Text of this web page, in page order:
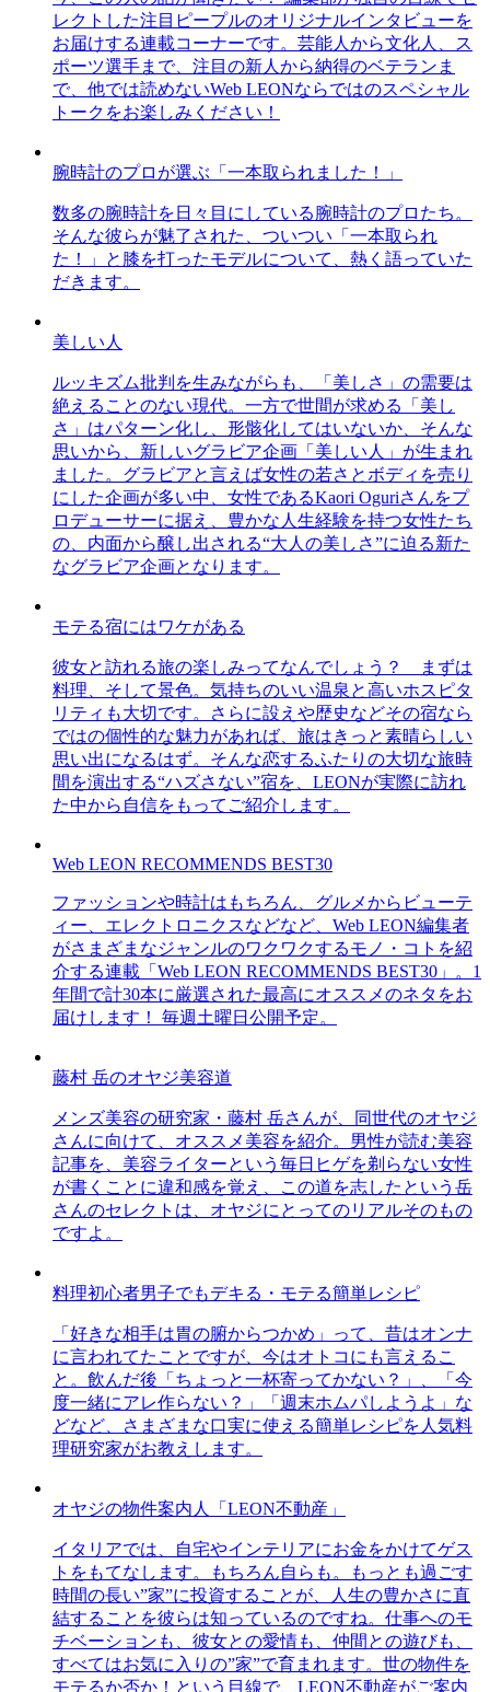
レクトした注目ピープルのオリジナルインタビューを
お届けする連載コーナーです。芸能人から文化人、ス
ポーツ選手まで、注目の新人から納得のベテランま
で、他では読めないWeb LEONならではのスペシャル
トークをお楽しみください！
腕時計のプロが選ぶ「一本取られました！」
数多の腕時計を日々目にしている腕時計のプロたち。
そんな彼らが魅了された、ついつい「一本取られ
た！」と膝を打ったモデルについて、熱く語っていた
だきます。
美しい人
ルッキズム批判を生みながらも、「美しさ」の需要は
絶えることのない現代。一方で世間が求める「美し
さ」はパターン化し、形骸化してはいないか、そんな
思いから、新しいグラビア企画「美しい人」が生まれ
ました。グラビアと言えば女性の若さとボディを売り
にした企画が多い中、女性であるKaori Oguriさんをプ
ロデューサーに据え、豊かな人生経験を持つ女性たち
の、内面から醸し出される“大人の美しさ”に迫る新た
なグラビア企画となります。
モテる宿にはワケがある
彼女と訪れる旅の楽しみってなんでしょう？ まずは
料理、そして景色。気持ちのいい温泉と高いホスピタ
リティも大切です。さらに設えや歴史などその宿なら
ではの個性的な魅力があれば、旅はきっと素晴らしい
思い出になるはず。そんな恋するふたりの大切な旅時
間を演出する“ハズさない”宿を、LEONが実際に訪れ
た中から自信をもってご紹介します。
Web LEON RECOMMENDS BEST30
ファッションや時計はもちろん、グルメからビューテ
ィー、エレクトロニクスなどなど、Web LEON編集者
がさまざまなジャンルのワクワクするモノ・コトを紹
介する連載「Web LEON RECOMMENDS BEST30」。1
年間で計30本に厳選された最高にオススメのネタをお
届けします！ 毎週土曜日公開予定。
藤村 岳のオヤジ美容道
メンズ美容の研究家・藤村 岳さんが、同世代のオヤジ
さんに向けて、オススメ美容を紹介。男性が読む美容
記事を、美容ライターという毎日ヒゲを剃らない女性
が書くことに違和感を覚え、この道を志したという岳
さんのセレクトは、オヤジにとってのリアルそのもの
ですよ。
料理初心者男子でもデキる・モテる簡単レシピ
「好きな相手は胃の腑からつかめ」って、昔はオンナ
に言われてたことですが、今はオトコにも言えるこ
と。飲んだ後「ちょっと一杯寄ってかない？」、「今
度一緒にアレ作らない？」「週末ホムパしようよ」な
どなど、さまざまな口実に使える簡単レシピを人気料
理研究家がお教えします。
オヤジの物件案内人「LEON不動産」
イタリアでは、自宅やインテリアにお金をかけてゲス
トをもてなします。もちろん自らも。もっとも過ごす
時間の長い”家”に投資することが、人生の豊かさに直
結することを彼らは知っているのですね。仕事へのモ
チベーションも、彼女との愛情も、仲間との遊びも、
すべてはお気に入りの”家”で育まれます。世の物件を
モテるか否か！という目線で、LEON不動産がご案内